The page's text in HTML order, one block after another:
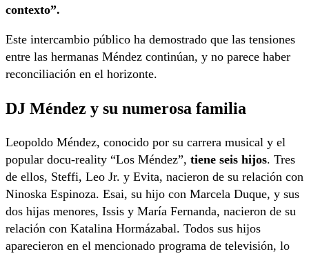
contexto”.
Este intercambio público ha demostrado que las tensiones
entre las hermanas Méndez continúan, y no parece haber
reconciliación en el horizonte.
DJ Méndez y su numerosa familia
Leopoldo Méndez, conocido por su carrera musical y el
popular docu-reality “Los Méndez”, tiene seis hijos. Tres
de ellos, Steffi, Leo Jr. y Evita, nacieron de su relación con
Ninoska Espinoza. Esai, su hijo con Marcela Duque, y sus
dos hijas menores, Issis y María Fernanda, nacieron de su
relación con Katalina Hormázabal. Todos sus hijos
aparecieron en el mencionado programa de televisión, lo